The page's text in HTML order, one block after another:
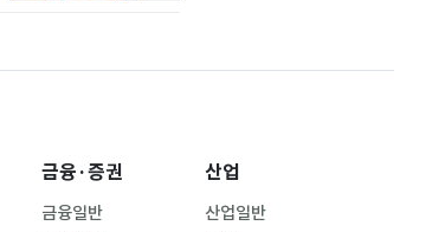
금융·증권
금융일반
산업
산업일반